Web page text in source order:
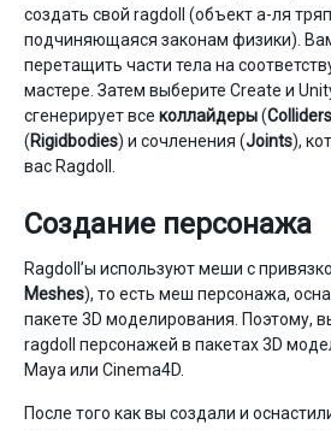
создать свой ragdoll (объект а-ля
подчиняющаяся законам физики).
перетащить части тела на
мастере. Затем выберите Create и
сгенерирует все коллайдеры(Colliders
(Rigidbodies) и сочленения (Joints),
вас Ragdoll.
Создание персонажа
Ragdoll’ы используют меши с
Meshes), то есть меш персонажа,
пакете 3D моделирования. Поэтому,
ragdoll персонажей в пакетах 3D
Maya или Cinema4D.
После того как вы создали и